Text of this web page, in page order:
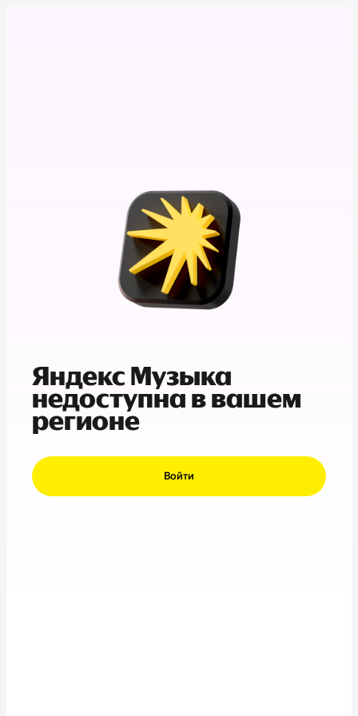
Яндекс Музыка
недоступна в вашем
регионе
Войти